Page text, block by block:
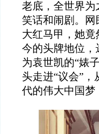
老底，全世界为
笑话和闹剧。网
大红马甲，她竟
今的头牌地位
为袁世凯的“婊
头走进“议会”
代的伟大中国梦